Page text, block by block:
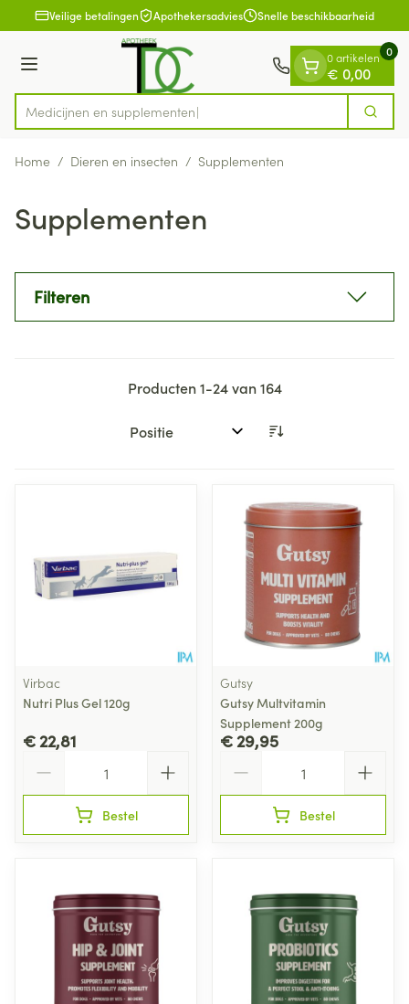
Ga naar de inhoud
1 van 1Veilige betalingen Apothekersadvies Snelle beschikbaarheid
Menu
Product, merk, categorie...
Medic Zoek
0 artikelen
€ 0,00
0
Home / Dieren en insecten / Supplementen
Supplementen
Filteren
Producten1-24van164
Sorteer op:
Virbac
Nutri Plus Gel 120g
€ 22,81
Bestel
Gutsy
Gutsy Multvitamin
Supplement 200g
€ 29,95
Bestel